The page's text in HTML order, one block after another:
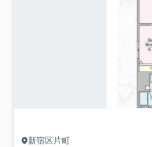
新宿区片町